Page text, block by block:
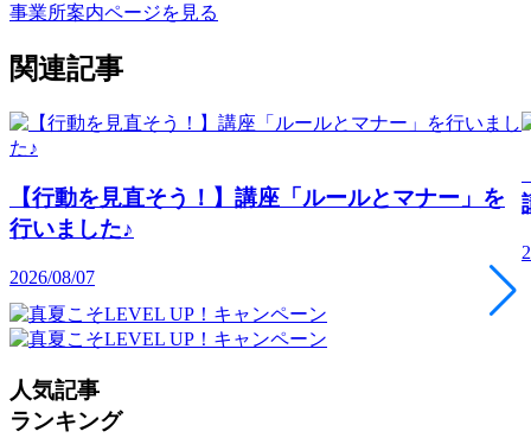
事業所案内ページを見る
関連記事
【行動を見直そう！】講座「ルールとマナー」を
行いました♪
2026/08/07
人気記事
ランキング